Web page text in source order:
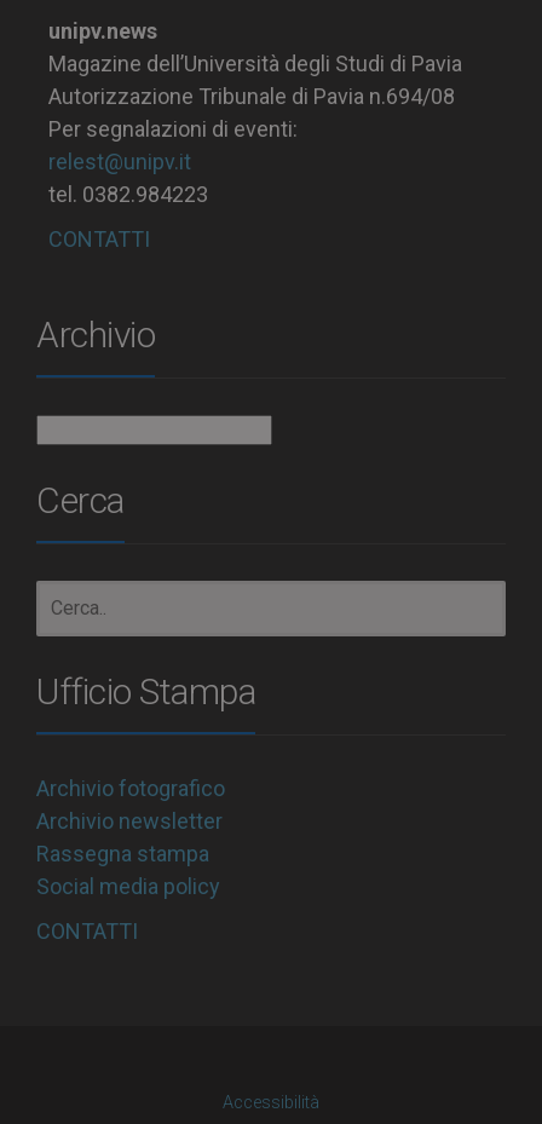
unipv.news
Magazine dell’Università degli Studi di Pavia
Autorizzazione Tribunale di Pavia n.694/08
Per segnalazioni di eventi:
relest@unipv.it
tel. 0382.984223
CONTATTI
Archivio
Cerca
Ufficio Stampa
Archivio fotografico
Archivio newsletter
Rassegna stampa
Social media policy
CONTATTI
Accessibilità